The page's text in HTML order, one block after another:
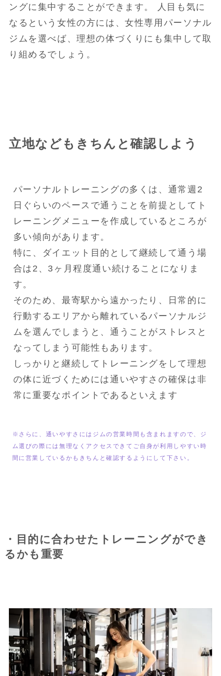
ングに集中することができます。 人目も気に
なるという女性の方には、女性専用パーソナル
ジムを選べば、理想の体づくりにも集中して取
り組めるでしょう。
立地などもきちんと確認しよう
パーソナルトレーニングの多くは、通常週2
日ぐらいのペースで通うことを前提としてト
レーニングメニューを作成しているところが
多い傾向があります。
特に、ダイエット目的として継続して通う場
合は2、3ヶ月程度通い続けることになりま
す。
そのため、最寄駅から遠かったり、日常的に
行動するエリアから離れているパーソナルジ
ムを選んでしまうと、通うことがストレスと
なってしまう可能性もあります。
しっかりと継続してトレーニングをして理想
の体に近づくためには通いやすさの確保は非
常に重要なポイントであるといえます
※さらに、通いやすさにはジムの営業時間も含まれますので、ジ
ム選びの際には無理なくアクセスできてご自身が利用しやすい時
間に営業しているかもきちんと確認するようにして下さい。
・目的に合わせたトレーニングができ
るかも重要